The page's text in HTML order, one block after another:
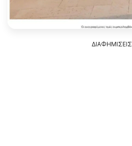
ΔΙΑΦΗΜΙΣΕΙΣ